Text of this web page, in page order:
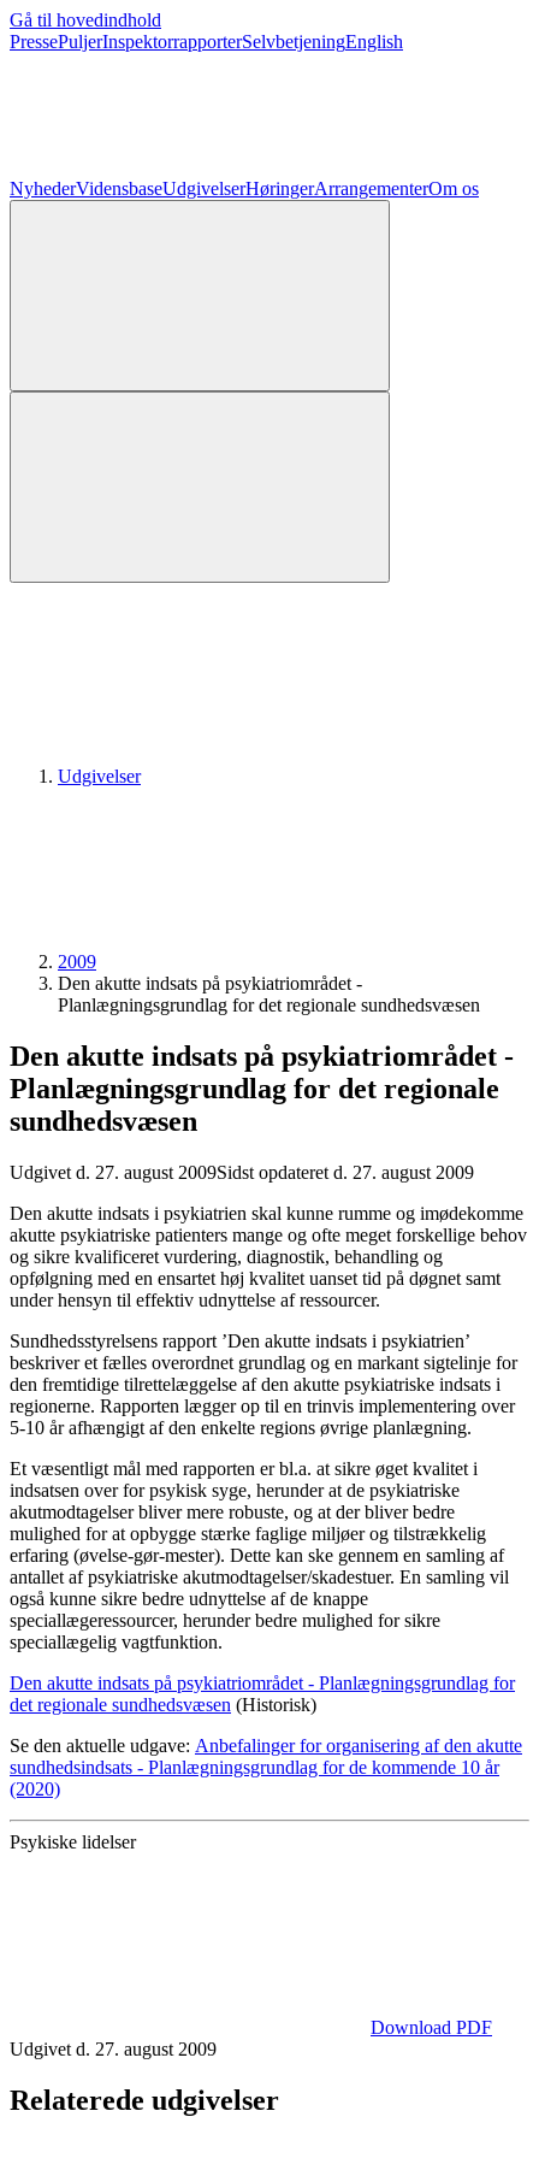
Gå til hovedindhold
PressePuljerInspektorrapporterSelvbetjeningEnglish
NyhederVidensbaseUdgivelserHøringerArrangementerOm os
Udgivelser
2009
Den akutte indsats på psykiatriområdet -
Planlægningsgrundlag for det regionale sundhedsvæsen
Den akutte indsats på psykiatriområdet -
Planlægningsgrundlag for det regionale
sundhedsvæsen
Udgivet d. 27. august 2009Sidst opdateret d. 27. august 2009
Den akutte indsats i psykiatrien skal kunne rumme og imødekomme
akutte psykiatriske patienters mange og ofte meget forskellige behov
og sikre kvalificeret vurdering, diagnostik, behandling og
opfølgning med en ensartet høj kvalitet uanset tid på døgnet samt
under hensyn til effektiv udnyttelse af ressourcer.
Sundhedsstyrelsens rapport ’Den akutte indsats i psykiatrien’
beskriver et fælles overordnet grundlag og en markant sigtelinje for
den fremtidige tilrettelæggelse af den akutte psykiatriske indsats i
regionerne. Rapporten lægger op til en trinvis implementering over
5-10 år afhængigt af den enkelte regions øvrige planlægning.
Et væsentligt mål med rapporten er bl.a. at sikre øget kvalitet i
indsatsen over for psykisk syge, herunder at de psykiatriske
akutmodtagelser bliver mere robuste, og at der bliver bedre
mulighed for at opbygge stærke faglige miljøer og tilstrækkelig
erfaring (øvelse-gør-mester). Dette kan ske gennem en samling af
antallet af psykiatriske akutmodtagelser/skadestuer. En samling vil
også kunne sikre bedre udnyttelse af de knappe
speciallægeressourcer, herunder bedre mulighed for sikre
speciallægelig vagtfunktion.
Den akutte indsats på psykiatriområdet - Planlægningsgrundlag for
det regionale sundhedsvæsen (Historisk)
Se den aktuelle udgave: Anbefalinger for organisering af den akutte
sundhedsindsats - Planlægningsgrundlag for de kommende 10 år
(2020)
Psykiske lidelser
Download PDF
Udgivet d. 27. august 2009
Relaterede udgivelser